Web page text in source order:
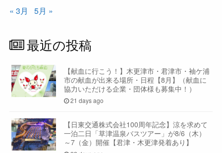
« 3月 5月 »
最近の投稿
【献血に行こう！】木更津市・君津市・袖ケ浦
市の献血が出来る場所・日程【8月】（献血に
協力いただける企業・団体様も募集中！）
21 days ago
【日東交通株式会社100周年記念】涼を求めて
一泊二日「草津温泉バスツアー」が8/6（木）
～7（金）開催【君津・木更津発着あり】